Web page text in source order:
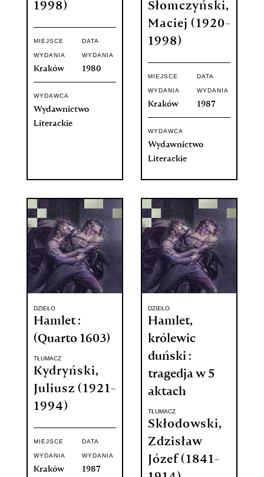
1998)
MIEJSCE
WYDANIA
Kraków
DATA
WYDANIA
1980
WYDAWCA
Wydawnictwo
Literackie
Słomczyński,
Maciej (1920-
1998)
MIEJSCE
WYDANIA
Kraków
DATA
WYDANIA
1987
WYDAWCA
Wydawnictwo
Literackie
DZIEŁO
Hamlet :
(Quarto 1603)
TŁUMACZ
Kydryński,
Juliusz (1921-
1994)
MIEJSCE
WYDANIA
Kraków
DATA
WYDANIA
1987
DZIEŁO
Hamlet,
królewic
duński :
tragedja w 5
aktach
TŁUMACZ
Skłodowski,
Zdzisław
Józef (1841-